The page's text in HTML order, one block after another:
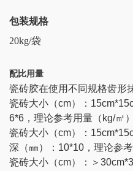
包装规格
20kg/袋
配比用量
瓷砖胶在使用不同规格齿形
瓷砖大小（cm）：15cm*
6*6，理论参考用量（kg/㎡
瓷砖大小（cm）：15cm*
深（㎜）：10*10，理论参
瓷砖大小（cm）：＞ 30cm*